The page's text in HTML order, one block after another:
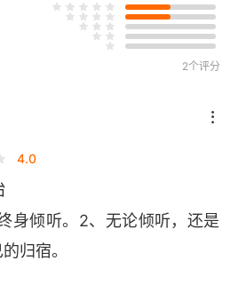
之道
”
个人
善于做一名“倾听者”
2个评分
4.0
身倾听。2、无论倾听，还是
归宿。